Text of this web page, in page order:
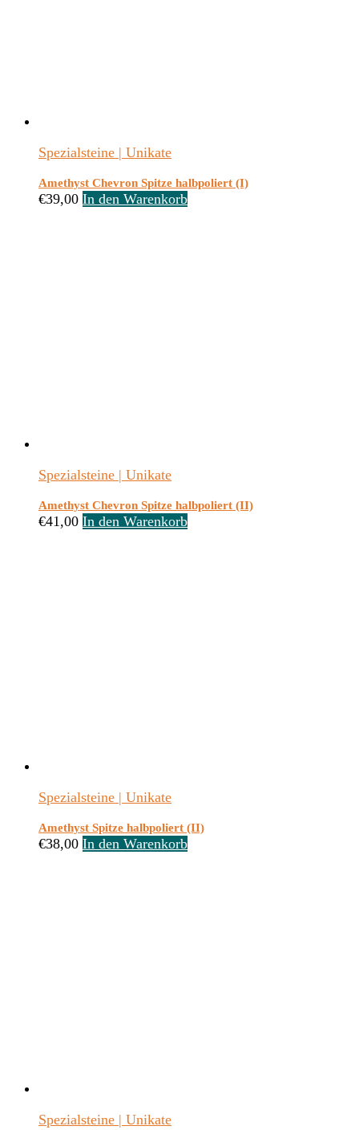
Spezialsteine | Unikate
Amethyst Chevron Spitze halbpoliert (I)
€39,00 In den Warenkorb
Spezialsteine | Unikate
Amethyst Chevron Spitze halbpoliert (II)
€41,00 In den Warenkorb
Spezialsteine | Unikate
Amethyst Spitze halbpoliert (II)
€38,00 In den Warenkorb
Spezialsteine | Unikate